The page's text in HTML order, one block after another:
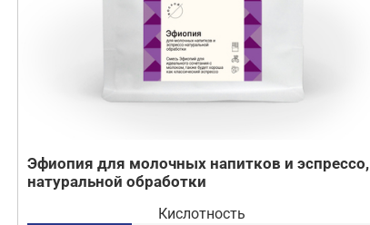
Эфиопия для молочных напитков и эспрессо,
натуральной обработки
Кислотность